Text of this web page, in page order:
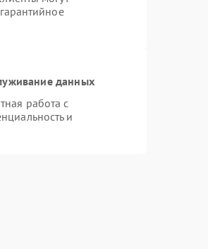
данных
работа с
и